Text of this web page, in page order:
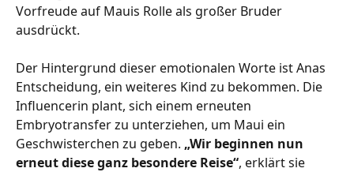
Vorfreude auf Mauis Rolle als großer Bruder
ausdrückt.
Der Hintergrund dieser emotionalen Worte istAnas
Entscheidung, ein weiteres Kind zu bekommen. Die
Influencerin plant, sich einem erneuten
Embryotransfer zu unterziehen, um Maui ein
Geschwisterchen zu geben. „Wir beginnen nun
erneut diese ganz besondere Reise“, erklärt sie